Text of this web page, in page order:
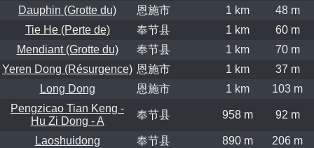
Dauphin (Grotte du)
恩施市 1 km
48 m
Tie He (Perte de)
奉节县 1 km
60 m
Mendiant (Grotte du)
奉节县 1 km
70 m
Yeren Dong (Résurgence) 恩施市 1 km
37 m
Long Dong
恩施市 1 km
103 m
Pengzicao Tian Keng -
Hu Zi Dong - A
奉节县 958 m 92 m
Laoshuidong 奉节县 890 m
206 m